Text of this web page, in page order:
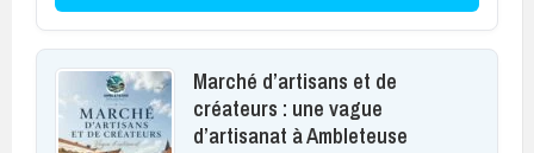
Marché d’artisans et de
créateurs : une vague
d’artisanat à Ambleteuse